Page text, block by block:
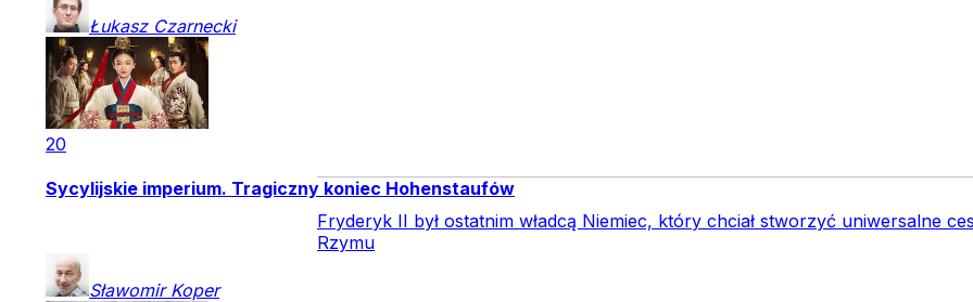
Łukasz Czarnecki
20
Sycylijskie imperium. Tragiczny koniec Hohenstaufów
Fryderyk II był ostatnim władcą Niemiec, który chciał stworzyć uniwersalne
Rzymu
Sławomir Koper